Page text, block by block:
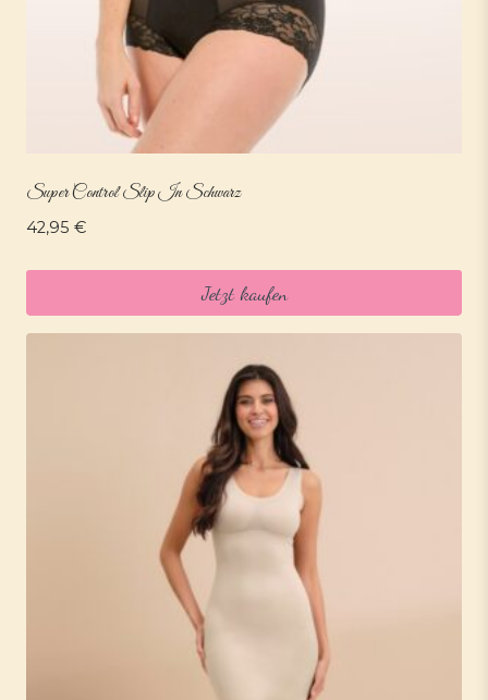
Super Control Slip In Schwarz
42,95 €
Jetzt kaufen